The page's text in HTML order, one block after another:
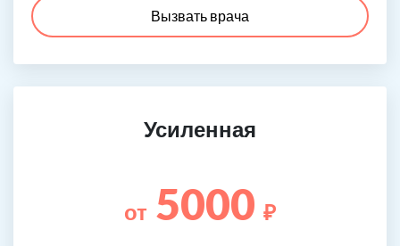
Вызвать врача
Усиленная
от 5000 ₽